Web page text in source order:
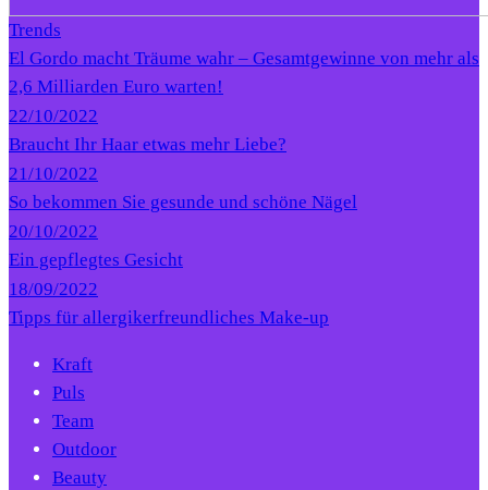
Trends
El Gordo macht Träume wahr – Gesamtgewinne von mehr als
2,6 Milliarden Euro warten!
22/10/2022
Braucht Ihr Haar etwas mehr Liebe?
21/10/2022
So bekommen Sie gesunde und schöne Nägel
20/10/2022
Ein gepflegtes Gesicht
18/09/2022
Tipps für allergikerfreundliches Make-up
Kraft
Puls
Team
Outdoor
Beauty